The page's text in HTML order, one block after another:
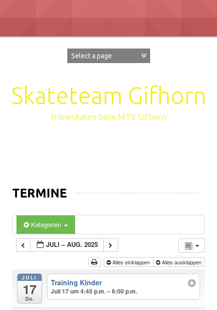
Skateteam Gifhorn
Inlineskaten beim MTV Gifhorn
TERMINE
Kategorien
JULI – AUG. 2025
Alles einklappen Alles ausklappen
JULI
17
Do.
Training Kinder
Juli 17 um 4:45 p.m. – 6:00 p.m.